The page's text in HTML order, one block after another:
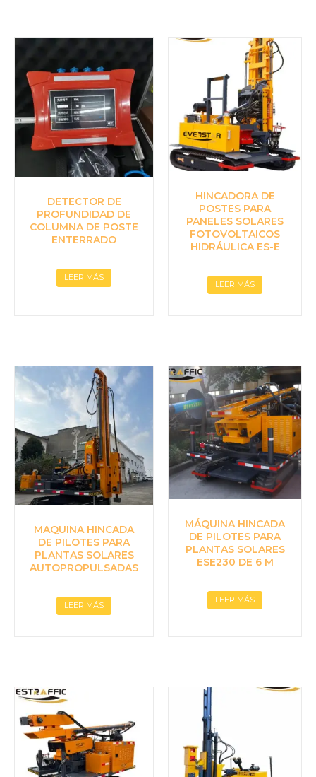
DETECTOR DE
PROFUNDIDAD DE
COLUMNA DE POSTE
ENTERRADO
LEER MÁS
HINCADORA DE
POSTES PARA
PANELES SOLARES
FOTOVOLTAICOS
HIDRÁULICA ES-E
LEER MÁS
MAQUINA HINCADA
DE PILOTES PARA
PLANTAS SOLARES
AUTOPROPULSADAS
LEER MÁS
MÁQUINA HINCADA
DE PILOTES PARA
PLANTAS SOLARES
ESE230 DE 6 M
LEER MÁS